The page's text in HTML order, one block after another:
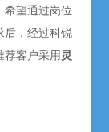
希望通过岗位
后，经过科锐
荐客户采用灵